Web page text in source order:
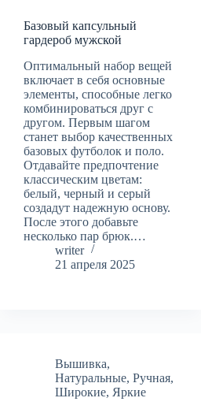
Базовый капсульный
гардероб мужской
Оптимальный набор вещей
включает в себя основные
элементы, способные легко
комбинироваться друг с
другом. Первым шагом
станет выбор качественных
базовых футболок и поло.
Отдавайте предпочтение
классическим цветам:
белый, черный и серый
создадут надежную основу.
После этого добавьте
несколько пар брюк.…
writer
21 апреля 2025
Вышивка,
Натуральные, Ручная,
Широкие, Яркие